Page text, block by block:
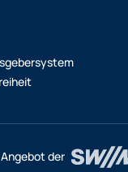
Angebot der